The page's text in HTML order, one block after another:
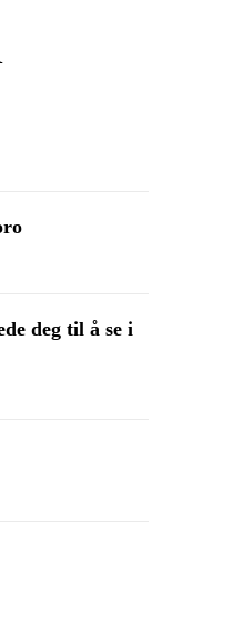
deg til å se i